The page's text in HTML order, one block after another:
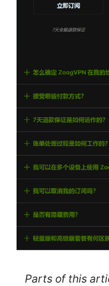
Parts of this